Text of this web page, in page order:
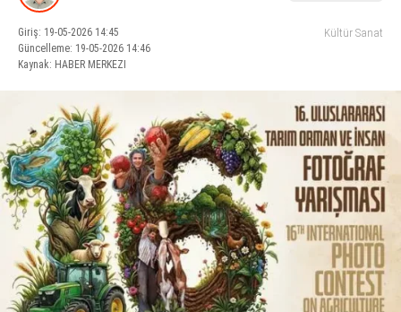
WhatsApp İhbar Hattı
Facebook
Instagram
Youtube
KÜLTÜR SANAT
SERVISLER
Giriş: 19-05-2026 14:45
Güncelleme: 19-05-2026 14:46
Kaynak: HABER MERKEZI
Kültür Sanat